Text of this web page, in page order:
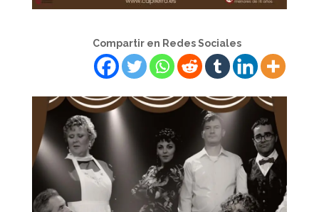
Compartir en Redes Sociales